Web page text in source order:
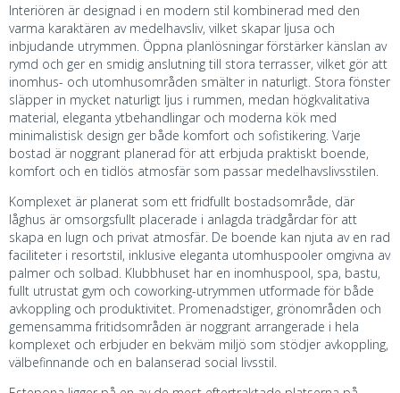
Interiören är designad i en modern stil kombinerad med den
varma karaktären av medelhavsliv, vilket skapar ljusa och
inbjudande utrymmen. Öppna planlösningar förstärker känslan av
rymd och ger en smidig anslutning till stora terrasser, vilket gör att
inomhus- och utomhusområden smälter in naturligt. Stora fönster
släpper in mycket naturligt ljus i rummen, medan högkvalitativa
material, eleganta ytbehandlingar och moderna kök med
minimalistisk design ger både komfort och sofistikering. Varje
bostad är noggrant planerad för att erbjuda praktiskt boende,
komfort och en tidlös atmosfär som passar medelhavslivsstilen.
Komplexet är planerat som ett fridfullt bostadsområde, där
låghus är omsorgsfullt placerade i anlagda trädgårdar för att
skapa en lugn och privat atmosfär. De boende kan njuta av en rad
faciliteter i resortstil, inklusive eleganta utomhuspooler omgivna av
palmer och solbad. Klubbhuset har en inomhuspool, spa, bastu,
fullt utrustat gym och coworking-utrymmen utformade för både
avkoppling och produktivitet. Promenadstiger, grönområden och
gemensamma fritidsområden är noggrant arrangerade i hela
komplexet och erbjuder en bekväm miljö som stödjer avkoppling,
välbefinnande och en balanserad social livsstil.